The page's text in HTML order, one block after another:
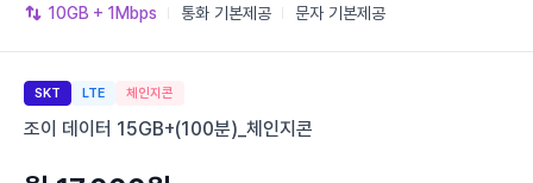
10GB + 1Mbps 통화 기본제공 문자 기본제공
SKT LTE 체인지콘
조이 데이터 15GB+(100분)_체인지콘